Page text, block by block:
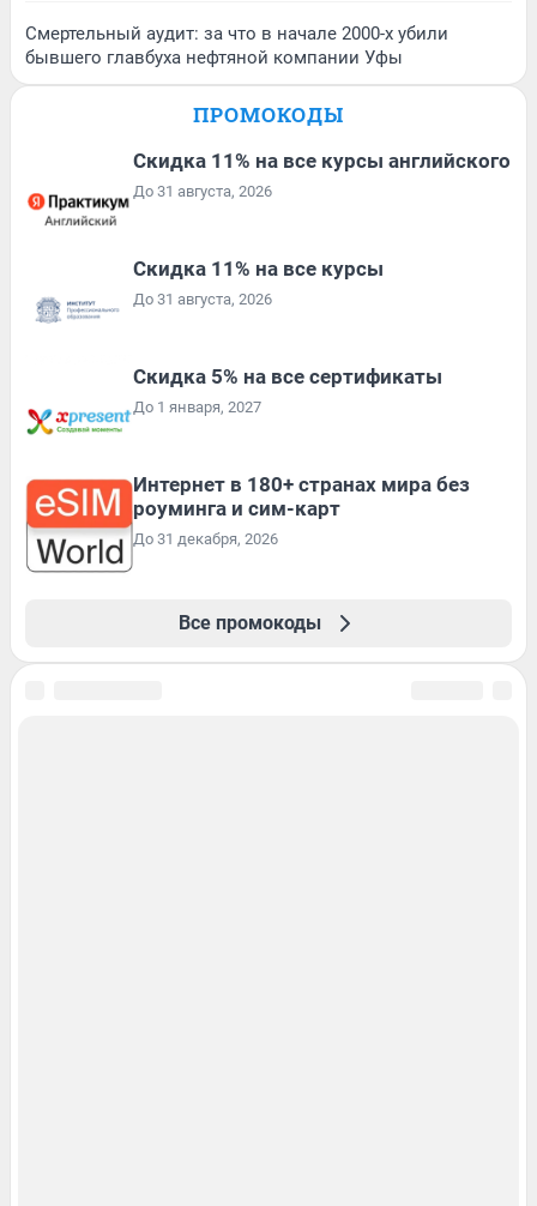
Смертельный аудит: за что в начале 2000-х убили
бывшего главбуха нефтяной компании Уфы
ПРОМОКОДЫ
Скидка 11% на все курсы английского
До 31 августа, 2026
Скидка 11% на все курсы
До 31 августа, 2026
Скидка 5% на все сертификаты
До 1 января, 2027
Интернет в 180+ странах мира без
роуминга и сим-карт
До 31 декабря, 2026
Все промокоды